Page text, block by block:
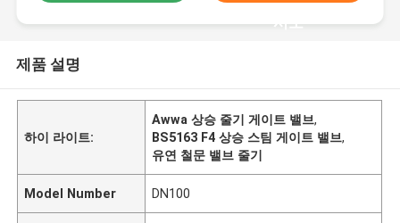
시오
제품 설명
하이 라이트:
Awwa 상승 줄기 게이트 밸브,
BS5163 F4 상승 스팀 게이트 밸브,
유연 철문 밸브 줄기
Model Number DN100